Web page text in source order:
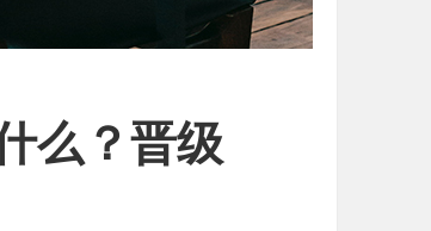
么？晋级